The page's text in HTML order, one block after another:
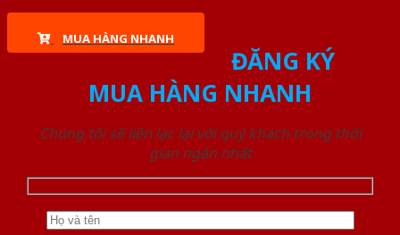
MUA HÀNG NHANH
ĐĂNG KÝ
MUA HÀNG NHANH
Chúng tôi sẽ liên lạc lại với quý khách trong thời
gian ngắn nhất